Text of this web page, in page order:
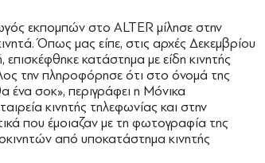
εκπομπών στο ALTER μίλησε στην
Όπως μας είπε, στις αρχές ∆εκεμβρίου
κατάστημα με είδη κινητής
την πληροφόρησε ότι στο όνομά της
ένα σοκ», περιγράφει η Μόνικα
κινητής τηλεφωνίας και στην
που έμοιαζαν με τη φωτογραφία της
από υποκατάστημα κινητής